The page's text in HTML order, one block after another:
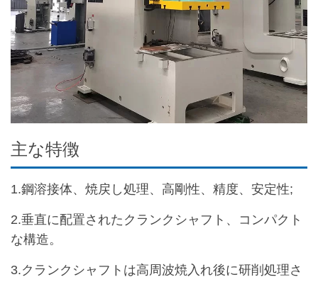
主な特徴
1.鋼溶接体、焼戻し処理、高剛性、精度、安定性;
2.垂直に配置されたクランクシャフト、コンパクト
な構造。
3.クランクシャフトは高周波焼入れ後に研削処理さ